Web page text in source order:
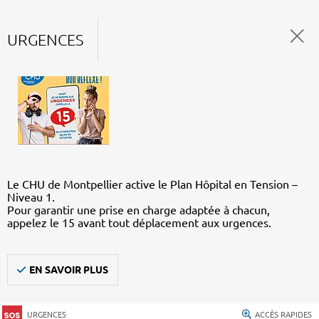
URGENCES
Le CHU de Montpellier active le Plan Hôpital en Tension –
Niveau 1.
Pour garantir une prise en charge adaptée à chacun,
appelez le 15 avant tout déplacement aux urgences.
EN SAVOIR PLUS
URGENCES ACCÈS RAPIDES